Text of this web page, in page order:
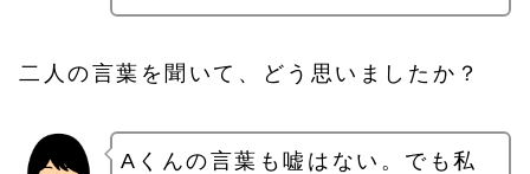
二人の言葉を聞いて、どう思いましたか？
Aくんの言葉も嘘はない。でも私